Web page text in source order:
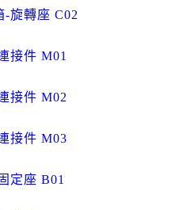
-旋轉座 C02
接件 M01
接件 M02
接件 M03
定座 B01